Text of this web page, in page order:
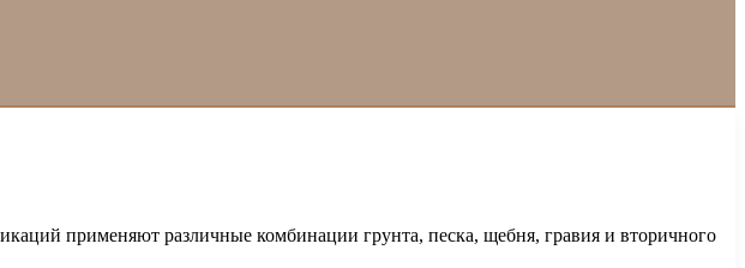
применяют различные комбинации грунта, песка, щебня, гравия и вторичного